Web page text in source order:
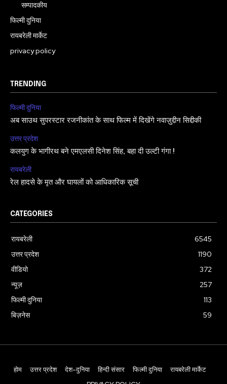
सम्पादकीय
फिल्मी दुनिया
रायबरेली मार्केट
privacy policy
TRENDING
फिल्मी दुनिया
अब साउथ सुपरस्टार रजनीकांत के साथ फिल्म में दिखेंगे नवाज़ुद्दीन सिद्दीकी
उत्तर प्रदेश
कलयुग के भागीरथ बने एमएलसी दिनेश सिंह, बहा दी उल्टी गंगा !
रायबरेली
रेल हादसे के मृत और घायलों को आधिकारिक सूची
CATEGORIES
रायबरेली
6545
उत्तर प्रदेश
1190
वीडियो
372
न्यूज़
257
फिल्मी दुनिया
113
बिज़नेस
59
होम उत्तर प्रदेश देश-दुनिया हिन्दी संसार फिल्मी दुनिया
रायबरेली मार्केट